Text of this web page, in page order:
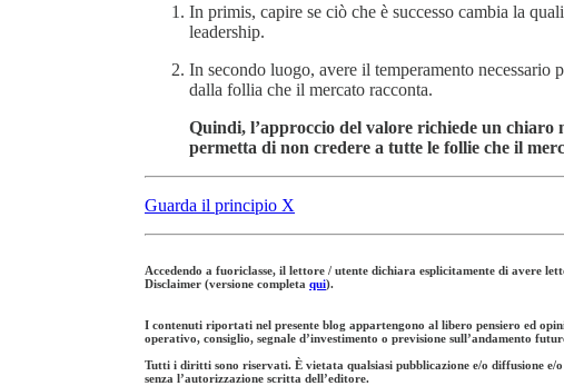
In primis, capire se ciò che è successo cambia la
leadership.
In secondo luogo, avere il temperamento necessario
dalla follia che il mercato racconta.
Quindi, l’approccio del valore richiede un chiaro
permetta di non credere a tutte le follie che il
Guarda il principio X
Accedendo a fuoriclasse, il lettore / utente dichiara esplicitamente di avere
Disclaimer (versione completa qui).
I contenuti riportati nel presente blog appartengono al libero pensiero ed
operativo, consiglio, segnale d’investimento o previsione sull’andamento
Tutti i diritti sono riservati. È vietata qualsiasi pubblicazione e/o diffusione
senza l’autorizzazione scritta dell’editore.